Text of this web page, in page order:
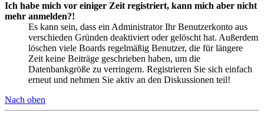
Ich habe mich vor einiger Zeit registriert, kann mich aber nicht
mehr anmelden?!
Es kann sein, dass ein Administrator Ihr Benutzerkonto aus
verschieden Gründen deaktiviert oder gelöscht hat. Außerdem
löschen viele Boards regelmäßig Benutzer, die für längere
Zeit keine Beiträge geschrieben haben, um die
Datenbankgröße zu verringern. Registrieren Sie sich einfach
erneut und nehmen Sie aktiv an den Diskussionen teil!
Nach oben